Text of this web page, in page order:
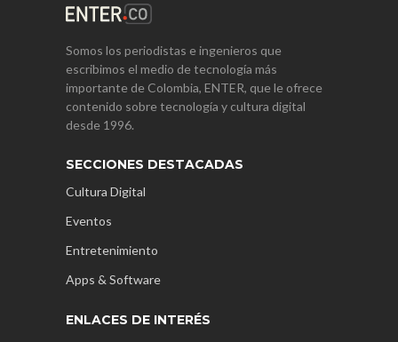
Somos los periodistas e ingenieros que
escribimos el medio de tecnología más
importante de Colombia, ENTER, que le ofrece
contenido sobre tecnología y cultura digital
desde 1996.
SECCIONES DESTACADAS
Cultura Digital
Eventos
Entretenimiento
Apps & Software
ENLACES DE INTERÉS